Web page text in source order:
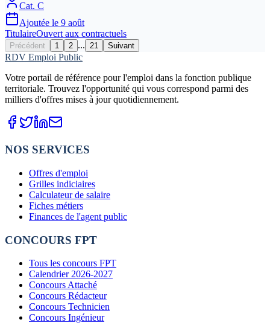
Cat. C
Ajoutée le 9 août
TitulaireOuvert aux contractuels
Précédent 1 2 ... 21 Suivant
RDV Emploi Public
Votre portail de référence pour l'emploi dans la fonction publique
territoriale. Trouvez l'opportunité qui vous correspond parmi des
milliers d'offres mises à jour quotidiennement.
NOS SERVICES
Offres d'emploi
Grilles indiciaires
Calculateur de salaire
Fiches métiers
Finances de l'agent public
CONCOURS FPT
Tous les concours FPT
Calendrier 2026-2027
Concours Attaché
Concours Rédacteur
Concours Technicien
Concours Ingénieur